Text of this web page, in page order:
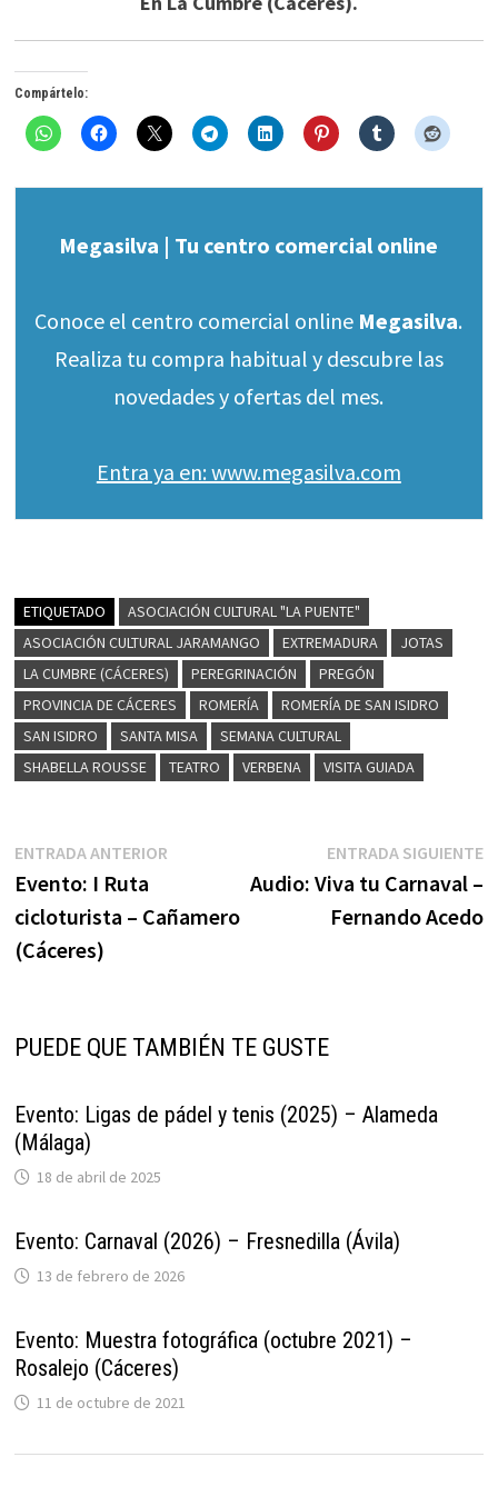
Compártelo:
Megasilva | Tu centro comercial online
Conoce el centro comercial online Megasilva.
Realiza tu compra habitual y descubre las
novedades y ofertas del mes.
Entra ya en: www.megasilva.com
ETIQUETADO
ASOCIACIÓN CULTURAL "LA PUENTE"
ASOCIACIÓN CULTURAL JARAMANGO
EXTREMADURA
JOTAS
LA CUMBRE (CÁCERES)
PEREGRINACIÓN
PREGÓN
PROVINCIA DE CÁCERES
ROMERÍA
ROMERÍA DE SAN ISIDRO
SAN ISIDRO
SANTA MISA
SEMANA CULTURAL
SHABELLA ROUSSE
TEATRO VERBENA VISITA GUIADA
Navegación
de
entradas
ENTRADA ANTERIOREntrada
Evento: I Ruta
cicloturista – Cañamero
(Cáceres)
ENTRADA SIGUIENTE
Audio: Viva tu Carnaval –
Fernando Acedo
PUEDE QUE TAMBIÉN TE GUSTE
Evento: Ligas de pádel y tenis (2025) – Alameda
(Málaga)
18 de abril de 2025
Evento: Carnaval (2026) – Fresnedilla (Ávila)
13 de febrero de 2026
Evento: Muestra fotográfica (octubre 2021) –
Rosalejo (Cáceres)
11 de octubre de 2021